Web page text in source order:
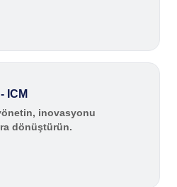
Uygulama
ICM
inovasyonu
dönüştürün.